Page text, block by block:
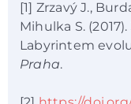
[1] Zrzavý J.,
Mihulka S.
Labyrintem
Praha.